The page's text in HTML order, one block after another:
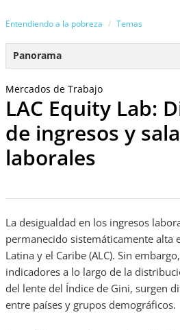
Entendiendo a la pobreza Temas
Panorama
Mercados de Trabajo
LAC Equity Lab:
de ingresos y
laborales
La desigualdad en los ingresos
permanecido sistemáticamente alta
Latina y el Caribe (ALC). Sin
indicadores a lo largo de la
del lente del Índice de Gini, surgen
entre países y grupos demográficos.